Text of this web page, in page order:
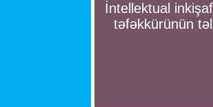
İntellektual
təfəkkürünün